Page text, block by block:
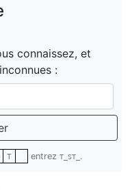
connaissez, et
:
T entrez T_ST_ .